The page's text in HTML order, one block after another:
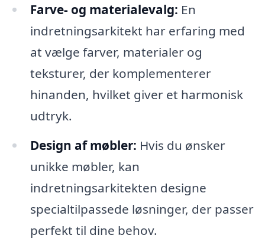
Farve- og materialevalg: En
indretningsarkitekt har erfaring med
at vælge farver, materialer og
teksturer, der komplementerer
hinanden, hvilket giver et harmonisk
udtryk.
Design af møbler: Hvis du ønsker
unikke møbler, kan
indretningsarkitekten designe
specialtilpassede løsninger, der passer
perfekt til dine behov.